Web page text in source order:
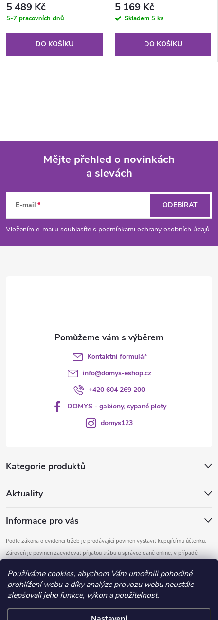
Používáme cookies, abychom Vám umožnili pohodlné
prohlížení webu a díky analýze provozu webu neustále
zlepšovali jeho funkce, výkon a použitelnost.
5 489 Kč
5-7 pracovních dnů
DO KOŠÍKU
5 169 Kč
Skladem 5 ks
DO KOŠÍKU
p
a
Mějte přehled o novinkách
a slevách
E-mail
Vložením e-mailu souhlasíte s podmínkami ochrany osobních údajů
ODEBÍRAT
Kategorie produktů
Aktuality
Informace pro vás
Podle zákona o evidenci tržeb je prodávající povinen vystavit kupujícímu účtenku.
Zároveň je povinen zaevidovat přijatou tržbu u správce daně online; v případě
Kontaktní formulář
info@domys-eshop.cz
+420 604 269 200
DOMYS - gabiony, sypané ploty
domys123
Copyright 2026DOMYS. Všechna práva vyhrazena.